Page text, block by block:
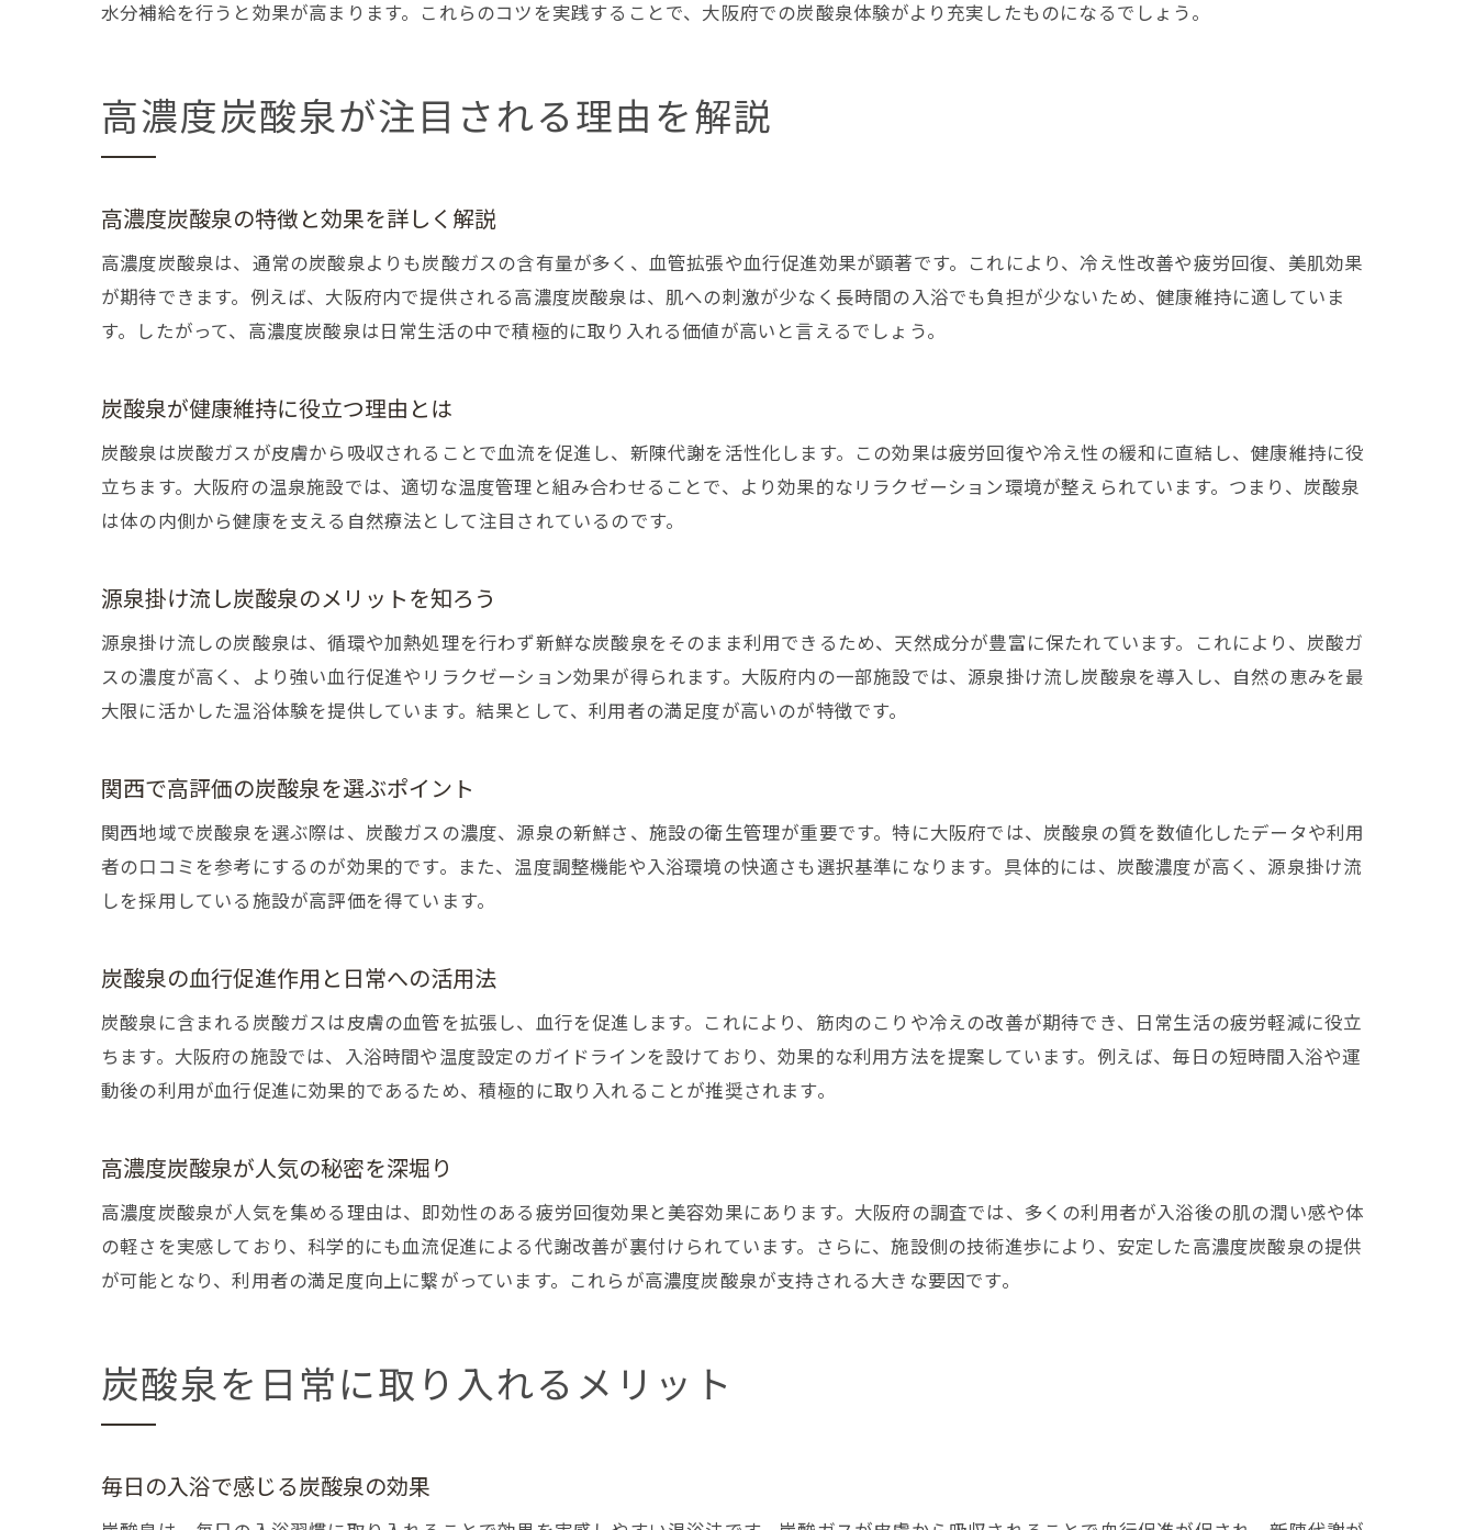
家庭用炭酸泉グッズの選び方と活用法
家族みんなで楽しめる炭酸泉アイデア
日常生活に炭酸泉を取り入れるコツ
炭酸泉の質を見極めるチェックポイント
高濃度炭酸泉と天然炭酸泉の違いとは
源泉掛け流し炭酸泉の選び方のコツ
質の高い炭酸泉を選ぶための基準
大阪府で癒やしを満喫する炭酸泉体験
大阪府で体験できる炭酸泉の魅力解説
大阪府内で評判の炭酸泉施設を探そう
日帰りで楽しめる炭酸泉の過ごし方
大阪府の炭酸泉で癒やし時間を満喫
水分補給を行うと効果が高まります。これらのコツを実践することで、大阪府での炭酸泉体験がより充実したものになるでしょう。
高濃度炭酸泉が注目される理由を解説
高濃度炭酸泉の特徴と効果を詳しく解説
高濃度炭酸泉は、通常の炭酸泉よりも炭酸ガスの含有量が多く、血管拡張や血行促進効果が顕著です。これにより、冷え性改善や疲労回復、美肌効果
が期待できます。例えば、大阪府内で提供される高濃度炭酸泉は、肌への刺激が少なく長時間の入浴でも負担が少ないため、健康維持に適していま
す。したがって、高濃度炭酸泉は日常生活の中で積極的に取り入れる価値が高いと言えるでしょう。
炭酸泉が健康維持に役立つ理由とは
炭酸泉は炭酸ガスが皮膚から吸収されることで血流を促進し、新陳代謝を活性化します。この効果は疲労回復や冷え性の緩和に直結し、健康維持に役
立ちます。大阪府の温泉施設では、適切な温度管理と組み合わせることで、より効果的なリラクゼーション環境が整えられています。つまり、炭酸泉
は体の内側から健康を支える自然療法として注目されているのです。
源泉掛け流し炭酸泉のメリットを知ろう
源泉掛け流しの炭酸泉は、循環や加熱処理を行わず新鮮な炭酸泉をそのまま利用できるため、天然成分が豊富に保たれています。これにより、炭酸ガ
スの濃度が高く、より強い血行促進やリラクゼーション効果が得られます。大阪府内の一部施設では、源泉掛け流し炭酸泉を導入し、自然の恵みを最
大限に活かした温浴体験を提供しています。結果として、利用者の満足度が高いのが特徴です。
関西で高評価の炭酸泉を選ぶポイント
関西地域で炭酸泉を選ぶ際は、炭酸ガスの濃度、源泉の新鮮さ、施設の衛生管理が重要です。特に大阪府では、炭酸泉の質を数値化したデータや利用
者の口コミを参考にするのが効果的です。また、温度調整機能や入浴環境の快適さも選択基準になります。具体的には、炭酸濃度が高く、源泉掛け流
しを採用している施設が高評価を得ています。
炭酸泉の血行促進作用と日常への活用法
炭酸泉に含まれる炭酸ガスは皮膚の血管を拡張し、血行を促進します。これにより、筋肉のこりや冷えの改善が期待でき、日常生活の疲労軽減に役立
ちます。大阪府の施設では、入浴時間や温度設定のガイドラインを設けており、効果的な利用方法を提案しています。例えば、毎日の短時間入浴や運
動後の利用が血行促進に効果的であるため、積極的に取り入れることが推奨されます。
高濃度炭酸泉が人気の秘密を深堀り
高濃度炭酸泉が人気を集める理由は、即効性のある疲労回復効果と美容効果にあります。大阪府の調査では、多くの利用者が入浴後の肌の潤い感や体
の軽さを実感しており、科学的にも血流促進による代謝改善が裏付けられています。さらに、施設側の技術進歩により、安定した高濃度炭酸泉の提供
が可能となり、利用者の満足度向上に繋がっています。これらが高濃度炭酸泉が支持される大きな要因です。
炭酸泉を日常に取り入れるメリット
毎日の入浴で感じる炭酸泉の効果